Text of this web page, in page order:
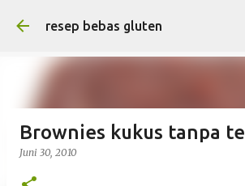
Langsung ke konten
resep bebas gluten
Brownies kukus tanpa
Juni 30, 2010